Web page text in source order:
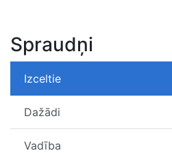
Spraudņi
Izceltie
Dažādi
Vadība